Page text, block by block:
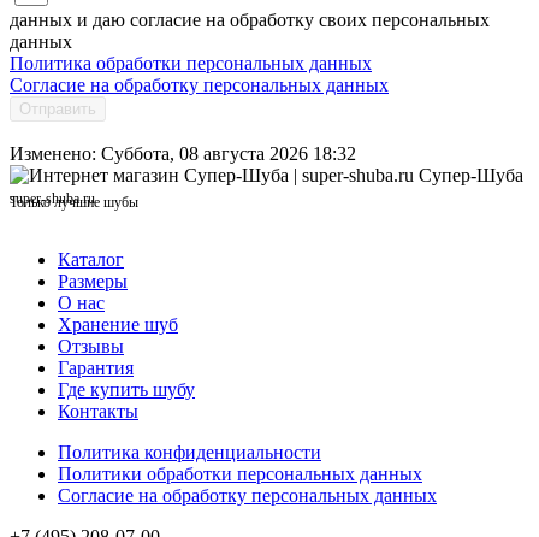
данных и даю согласие на обработку своих персональных
данных
Политика обработки персональных данных
Согласие на обработку персональных данных
Отправить
Изменено: Суббота, 08 августа 2026 18:32
Супер-Шуба
super-shuba.ru
Только лучшие шубы
Каталог
Размеры
О нас
Хранение шуб
Отзывы
Гарантия
Где купить шубу
Контакты
Политика конфиденциальности
Политики обработки персональных данных
Согласие на обработку персональных данных